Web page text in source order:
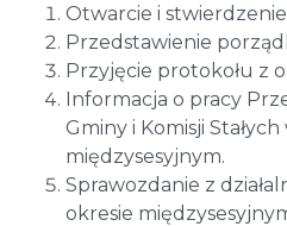
Otwarcie i
Przedstawienie
Przyjęcie protokołu z
Informacja o pracy
Gminy i Komisji
międzysesyjnym.
Sprawozdanie z
okresie